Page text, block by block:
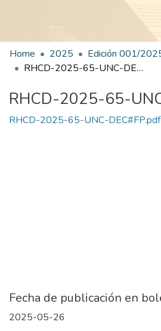
Home 2025
RHCD-2025-65-UNC-DEC#FP
RHCD-2025-65-
RHCD-2025-65-UNC-DEC#FP.pdf
Fecha de publicación en
2025-05-26